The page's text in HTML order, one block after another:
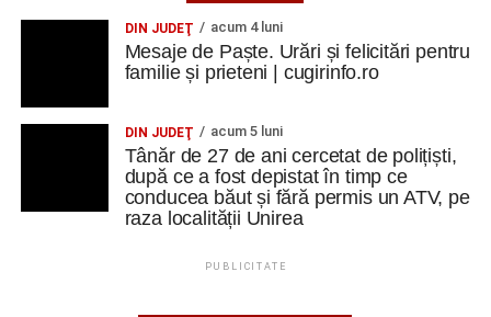
DIN JUDEŢ acum 4 luni
Mesaje de Paște. Urări și felicitări pentru
familie și prieteni | cugirinfo.ro
DIN JUDEŢ acum 5 luni
Tânăr de 27 de ani cercetat de polițiști,
după ce a fost depistat în timp ce
conducea băut și fără permis un ATV, pe
raza localității Unirea
PUBLICITATE